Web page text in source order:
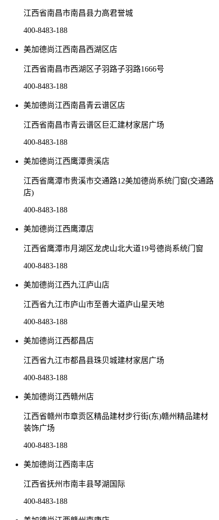
江西省南昌市南昌县力高君誉城
400-8483-188
美加德尚江西南昌西湖区店
江西省南昌市西湖区子羽路子羽路1666号
400-8483-188
美加德尚江西南昌青云谱区店
江西省南昌市青云谱区巨汇建材家居广场
400-8483-188
美加德尚江西鹰潭贵溪店
江西省鹰潭市贵溪市交通路12美加德尚系统门窗(交通路
店)
400-8483-188
美加德尚江西鹰潭店
江西省鹰潭市月湖区龙虎山北大道19号德尚系统门窗
400-8483-188
美加德尚江西九江庐山店
江西省九江市庐山市至善大道庐山星天地
400-8483-188
美加德尚江西都昌店
江西省九江市都昌县珠贝城建材家居广场
400-8483-188
美加德尚江西赣州店
江西省赣州市章贡区精品建材步行街(东)赣州精品建材
装饰广场
400-8483-188
美加德尚江西南丰店
江西省抚州市南丰县琴湖国际
400-8483-188